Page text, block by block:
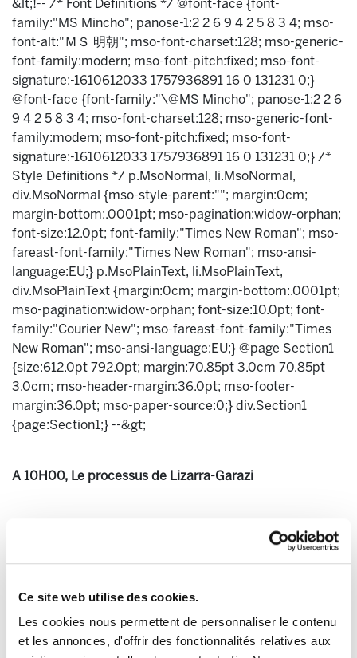
Ce site web utilise des cookies.
Les cookies nous permettent de personnaliser le contenu
et les annonces, d'offrir des fonctionnalités relatives aux
&lt;!-- /* Font Definitions */ @font-face {font-
family:"MS Mincho"; panose-1:2 2 6 9 4 2 5 8 3 4; mso-
font-alt:"ＭＳ 明朝"; mso-font-charset:128; mso-generic-
font-family:modern; mso-font-pitch:fixed; mso-font-
signature:-1610612033 1757936891 16 0 131231 0;}
@font-face {font-family:"\@MS Mincho"; panose-1:2 2 6
9 4 2 5 8 3 4; mso-font-charset:128; mso-generic-font-
family:modern; mso-font-pitch:fixed; mso-font-
signature:-1610612033 1757936891 16 0 131231 0;} /*
Style Definitions */ p.MsoNormal, li.MsoNormal,
div.MsoNormal {mso-style-parent:""; margin:0cm;
margin-bottom:.0001pt; mso-pagination:widow-orphan;
font-size:12.0pt; font-family:"Times New Roman"; mso-
fareast-font-family:"Times New Roman"; mso-ansi-
language:EU;} p.MsoPlainText, li.MsoPlainText,
div.MsoPlainText {margin:0cm; margin-bottom:.0001pt;
mso-pagination:widow-orphan; font-size:10.0pt; font-
family:"Courier New"; mso-fareast-font-family:"Times
New Roman"; mso-ansi-language:EU;} @page Section1
{size:612.0pt 792.0pt; margin:70.85pt 3.0cm 70.85pt
3.0cm; mso-header-margin:36.0pt; mso-footer-
margin:36.0pt; mso-paper-source:0;} div.Section1
{page:Section1;} --&gt;
A 10H00, Le processus de Lizarra-Garazi